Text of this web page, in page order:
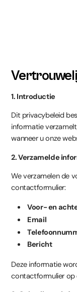
1. Introductie
Dit privacybeleid
informatie
wanneer u onze
2. Verzamelde
We verzamelen de
contactformulier:
Voor- en
Email
Bericht
Deze informatie
contactformulier op